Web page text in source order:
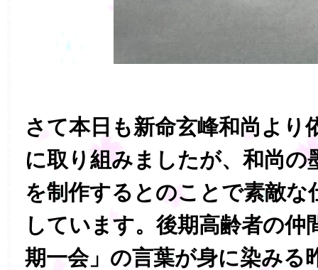
さて本日も新命玄峰和尚より
に取り組みましたが、和尚の
を制作するとのことで素敵な
しています。後期高齢者の仲
期一会」の言葉が身に染みる